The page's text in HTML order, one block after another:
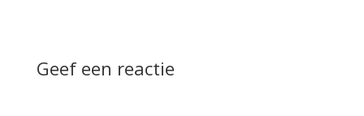
Geef een reactie